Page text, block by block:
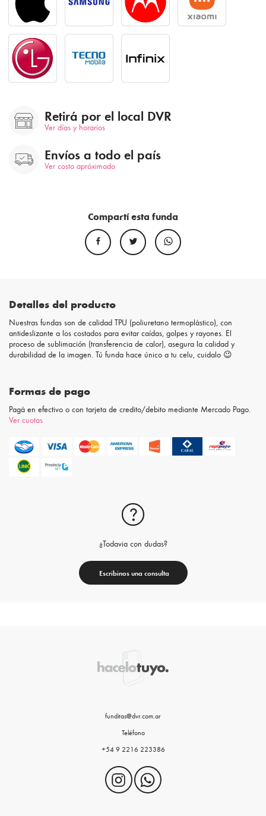
Retirá por el local DVR
Ver días y horarios
Envíos a todo el país
Ver costo apróximado
Compartí esta funda
Detalles del producto
Nuestras fundas son de calidad TPU (poliuretano termoplástico), con
antideslizante a los costados para evitar caídas, golpes y rayones. El
proceso de sublimación (transferencia de calor), asegura la calidad y
durabilidad de la imagen. Tú funda hace único a tu celu, cuidalo 😉
Formas de pago
Pagá en efectivo o con tarjeta de credito/debito mediante Mercado Pago.
Ver cuotas
¿Todavia con dudas?
Escribinos una consulta
funditas@dvr.com.ar
Teléfono
+54 9 2216 223386